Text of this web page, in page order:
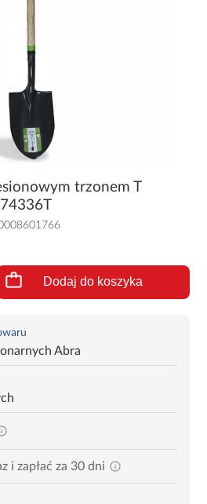
trzonem T
Dodaj do koszyka
Abra
i zapłać za 30 dni